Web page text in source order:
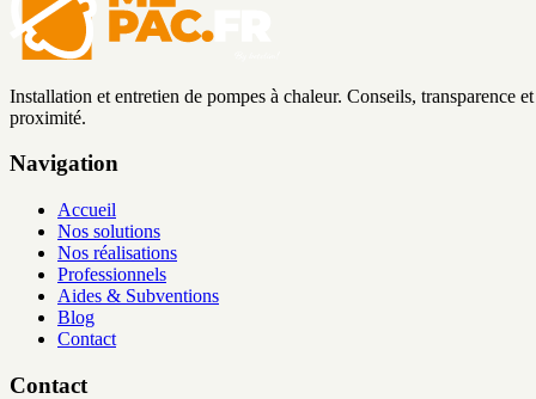
Installation et entretien de pompes à chaleur. Conseils, transparence et
proximité.
Navigation
Accueil
Nos solutions
Nos réalisations
Professionnels
Aides & Subventions
Blog
Contact
Contact